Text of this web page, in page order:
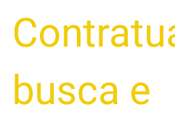
busca e